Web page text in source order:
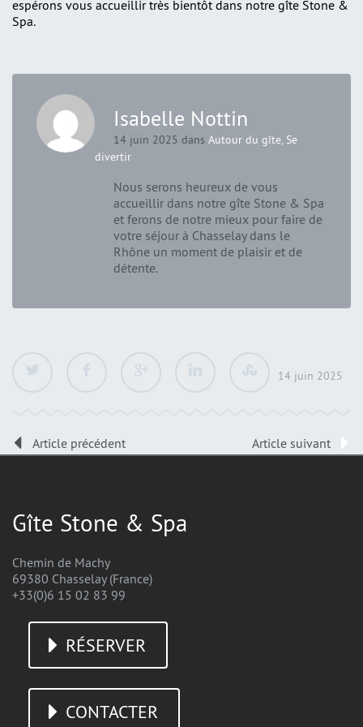
espérons vous accueillir très bientôt dans notre gîte Stone &
Spa.
Isabelle Nottin
14 juin 2025 dans Autour du gîte Se
divertir
Nous serons heureux de vous
accueillir dans notre gîte Stone & Spa
et ferons de notre mieux pour faire de
votre séjour à Chasselay dans le
Rhône un moment de plaisir et de
détente.
14 juin 2025
Article précédent Article suivant
Gîte Stone & Spa
Chemin de Machy
69380 Chasselay (France)
+33(0)6 15 02 83 99
RÉSERVER
CONTACTER